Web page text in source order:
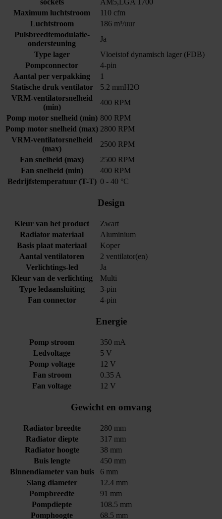
sockets
AM5,LGA 1700
Maximum luchtstroom
110 cfm
Luchtstroom
186 m³/uur
Pulsbreedtemodulatie-
ondersteuning
Ja
Type lager
Vloeistof dynamisch lager (FDB)
Pompconnector
4-pin
Aantal per verpakking
1
Statische druk ventilator
5.2 mmH2O
VRM-ventilatorsnelheid
(min)
400 RPM
Pomp motor snelheid (min) 800 RPM
Pomp motor snelheid (max) 2800 RPM
VRM-ventilatorsnelheid
(max)
2500 RPM
Fan snelheid (max)
2500 RPM
Fan snelheid (min)
400 RPM
Bedrijfstemperatuur (T-T) 0 - 40 °C
Design
Kleur van het product
Zwart
Radiator materiaal
Aluminium
Basis plaat materiaal
Koper
Aantal ventilatoren
2 ventilator(en)
Verlichtings-led
Ja
Kleur van de verlichting
Multi
Type ledaansluiting
3-pin
Fan connector
4-pin
Energie
Pomp stroom
350 mA
Ledvoltage
5 V
Pomp voltage
12 V
Fan stroom
0.35 A
Fan voltage
12 V
Gewicht en omvang
Radiator breedte
280 mm
Radiator diepte
317 mm
Radiator hoogte
38 mm
Buis lengte
450 mm
Binnendiameter van buis
6 mm
Slang diameter
12.4 mm
Pompbreedte
91 mm
Pompdiepte
108.5 mm
Pomphoogte
68.5 mm